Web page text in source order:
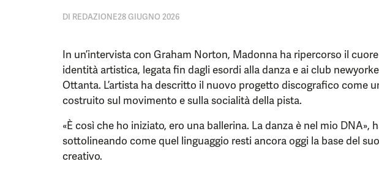
DI REDAZIONE28 GIUGNO 2026
In un’intervista con Graham Norton, Madonna ha ripercorso il
identità artistica, legata fin dagli esordi alla danza e ai club
Ottanta. L’artista ha descritto il nuovo progetto discografico come
costruito sul movimento e sulla socialità della pista.
«È così che ho iniziato, ero una ballerina. La danza è nel mio DNA»,
sottolineando come quel linguaggio resti ancora oggi la base del
creativo.